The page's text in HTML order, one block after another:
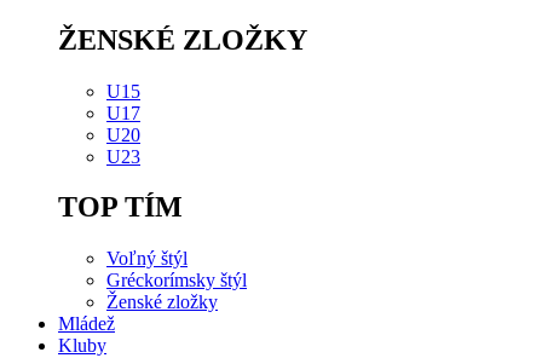
ŽENSKÉ ZLOŽKY
U15
U17
U20
U23
TOP TÍM
Voľný štýl
Gréckorímsky štýl
Ženské zložky
Mládež
Kluby